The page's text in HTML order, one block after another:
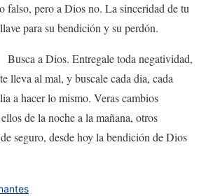
falso, pero a Dios no. La sinceridad de tu
para su bendición y su perdón.
a Dios. Entregale toda negatividad,
lleva al mal, y buscale cada dia, cada
a hacer lo mismo. Veras cambios
de la noche a la mañana, otros
seguro, desde hoy la bendición de Dios